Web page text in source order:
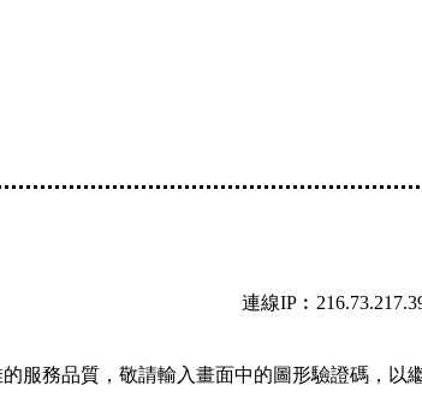
連線
服務品質，敬請輸入畫面中的圖形驗證碼，以